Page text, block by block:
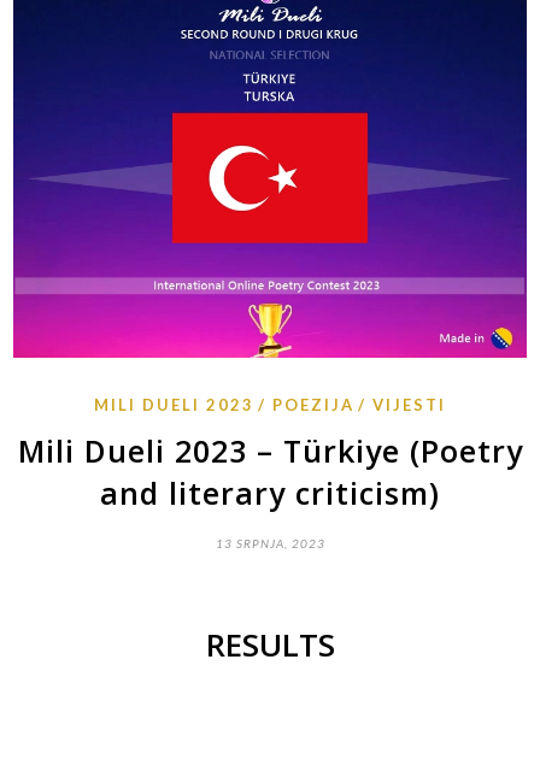
MILI DUELI 2023 POEZIJA VIJESTI
Mili Dueli 2023 – Türkiye (Poetry
and literary criticism)
13 SRPNJA, 2023
RESULTS